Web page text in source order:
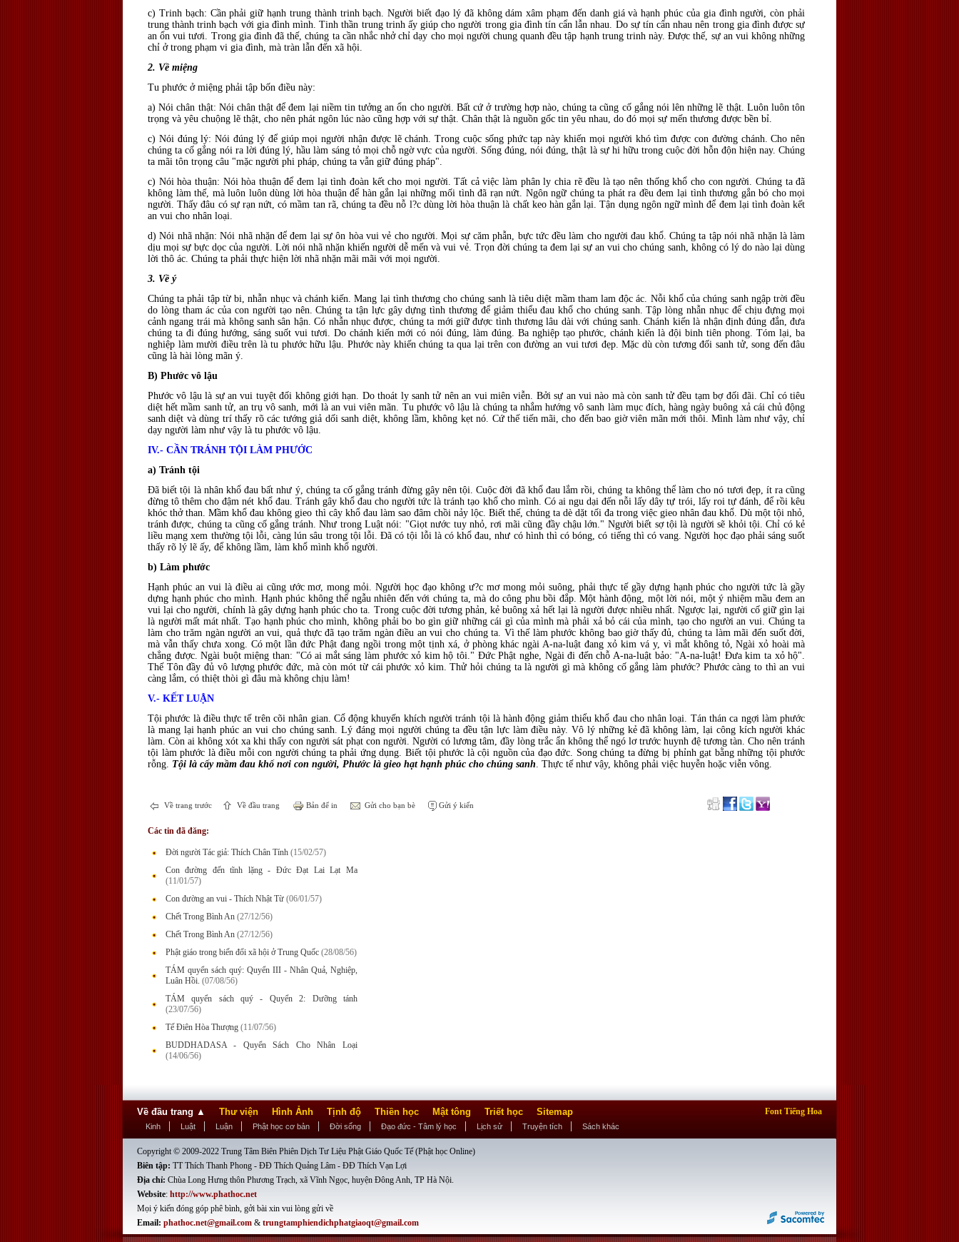
c) Trinh bạch: Cần phải giữ hạnh trung thành trinh bạch. Người biết đạo lý đã không dám xâm phạm đến danh giá và hạnh phúc của gia đình người, còn phải
trung thành trinh bạch với gia đình mình. Tinh thần trung trinh ấy giúp cho người trong gia đình tín cẩn lẫn nhau. Do sự tín cẩn nhau nên trong gia đình được sự
an ổn vui tươi. Trong gia đình đã thế, chúng ta cần nhắc nhở chỉ dạy cho mọi người chung quanh đều tập hạnh trung trinh này. Ðược thế, sự an vui không những
chỉ ở trong phạm vi gia đình, mà tràn lẫn đến xã hội.
2. Về miệng
Tu phước ở miệng phải tập bốn điều này:
a) Nói chân thật: Nói chân thật để đem lại niềm tin tưởng an ổn cho người. Bất cứ ở trường hợp nào, chúng ta cũng cố gắng nói lên những lẽ thật. Luôn luôn tôn
trọng và yêu chuộng lẽ thật, cho nên phát ngôn lúc nào cũng hợp với sự thật. Chân thật là nguồn gốc tin yêu nhau, do đó mọi sự mến thương được bền bỉ.
c) Nói đúng lý: Nói đúng lý để giúp mọi người nhận được lẽ chánh. Trong cuộc sống phức tạp này khiến mọi người khó tìm được con đường chánh. Cho nên
chúng ta cố gắng nói ra lời đúng lý, hầu làm sáng tỏ mọi chỗ ngờ vực của người. Sống đúng, nói đúng, thật là sự hi hữu trong cuộc đời hỗn độn hiện nay. Chúng
ta mãi tôn trọng câu "mặc người phi pháp, chúng ta vẫn giữ đúng pháp".
c) Nói hòa thuận: Nói hòa thuận để đem lại tình đoàn kết cho mọi người. Tất cả việc làm phân ly chia rẽ đều là tạo nên thống khổ cho con người. Chúng ta đã
không làm thế, mà luôn luôn dùng lời hòa thuận để hàn gắn lại những mối tình đã rạn nứt. Ngôn ngữ chúng ta phát ra đều đem lại tình thương gắn bó cho mọi
người. Thấy đâu có sự rạn nứt, có mầm tan rã, chúng ta đều nỗ l?c dùng lời hòa thuận là chất keo hàn gắn lại. Tận dụng ngôn ngữ mình để đem lại tình đoàn kết
an vui cho nhân loại.
d) Nói nhã nhặn: Nói nhã nhặn để đem lại sự ôn hòa vui vẻ cho người. Mọi sự căm phẫn, bực tức đều làm cho người đau khổ. Chúng ta tập nói nhã nhặn là làm
dịu mọi sự bực dọc của người. Lời nói nhã nhặn khiến người dễ mến và vui vẻ. Trọn đời chúng ta đem lại sự an vui cho chúng sanh, không có lý do nào lại dùng
lời thô ác. Chúng ta phải thực hiện lời nhã nhặn mãi mãi với mọi người.
3. Về ý
Chúng ta phải tập từ bi, nhẫn nhục và chánh kiến. Mang lại tình thương cho chúng sanh là tiêu diệt mầm tham lam độc ác. Nỗi khổ của chúng sanh ngập trời đều
do lòng tham ác của con người tạo nên. Chúng ta tận lực gây dựng tình thương để giảm thiểu đau khổ cho chúng sanh. Tập lòng nhẫn nhục để chịu đựng mọi
cảnh ngang trái mà không sanh sân hận. Có nhẫn nhục được, chúng ta mới giữ được tình thương lâu dài với chúng sanh. Chánh kiến là nhận định đúng đắn, đưa
chúng ta đi đúng hướng, sáng suốt vui tươi. Do chánh kiến mới có nói đúng, làm đúng. Ba nghiệp tạo phước, chánh kiến là đội binh tiên phong. Tóm lại, ba
nghiệp làm mười điều trên là tu phước hữu lậu. Phước này khiến chúng ta qua lại trên con đường an vui tươi đẹp. Mặc dù còn tương đối sanh tử, song đến đâu
cũng là hài lòng mãn ý.
B) Phước vô lậu
Phước vô lậu là sự an vui tuyệt đối không giới hạn. Do thoát ly sanh tử nên an vui miên viễn. Bởi sự an vui nào mà còn sanh tử đều tạm bợ đối đãi. Chỉ có tiêu
diệt hết mầm sanh tử, an trụ vô sanh, mới là an vui viên mãn. Tu phước vô lậu là chúng ta nhắm hướng vô sanh làm mục đích, hàng ngày buông xả cái chủ động
sanh diệt và dùng trí thấy rõ các tướng giả dối sanh diệt, không lầm, không kẹt nó. Cứ thế tiến mãi, cho đến bao giờ viên mãn mới thôi. Mình làm như vậy, chỉ
dạy người làm như vậy là tu phước vô lậu.
IV.- CẦN TRÁNH TỘI LÀM PHƯỚC
a) Tránh tội
Ðã biết tội là nhân khổ đau bất như ý, chúng ta cố gắng tránh đừng gây nên tội. Cuộc đời đã khổ đau lắm rồi, chúng ta không thể làm cho nó tươi đẹp, ít ra cũng
đừng tô thêm cho đậm nét khổ đau. Tránh gây khổ đau cho người tức là tránh tạo khổ cho mình. Có ai ngu dại đến nỗi lấy dây tự trói, lấy roi tự đánh, để rồi kêu
khóc thở than. Mầm khổ đau không gieo thì cây khổ đau làm sao đâm chồi nảy lộc. Biết thế, chúng ta dè dặt tối đa trong việc gieo nhân đau khổ. Dù một tội nhỏ,
tránh được, chúng ta cũng cố gắng tránh. Như trong Luật nói: "Giọt nước tuy nhỏ, rơi mãi cũng đầy chậu lớn." Người biết sợ tội là người sẽ khỏi tội. Chỉ có kẻ
liều mạng xem thường tội lỗi, càng lún sâu trong tội lỗi. Ðã có tội lỗi là có khổ đau, như có hình thì có bóng, có tiếng thì có vang. Người học đạo phải sáng suốt
thấy rõ lý lẽ ấy, để không lầm, làm khổ mình khổ người.
b) Làm phước
Hạnh phúc an vui là điều ai cũng ước mơ, mong mỏi. Người học đạo không ư?c mơ mong mỏi suông, phải thực tế gầy dựng hạnh phúc cho người tức là gầy
dựng hạnh phúc cho mình. Hạnh phúc không thể ngẫu nhiên đến với chúng ta, mà do công phu bồi đắp. Một hành động, một lời nói, một ý nhiệm mầu đem an
vui lại cho người, chính là gây dựng hạnh phúc cho ta. Trong cuộc đời tương phản, kẻ buông xả hết lại là người được nhiều nhất. Ngược lại, người cố giữ gìn lại
là người mất mát nhất. Tạo hạnh phúc cho mình, không phải bo bo gìn giữ những cái gì của mình mà phải xả bỏ cái của mình, tạo cho người an vui. Chúng ta
làm cho trăm ngàn người an vui, quả thực đã tạo trăm ngàn điều an vui cho chúng ta. Vì thế làm phước không bao giờ thấy đủ, chúng ta làm mãi đến suốt đời,
mà vẫn thấy chưa xong. Có một lần đức Phật đang ngồi trong một tịnh xá, ở phòng khác ngài A-na-luật đang xỏ kim vá y, vì mắt không tỏ, Ngài xỏ hoài mà
chẳng được. Ngài buột miệng than: "Có ai mắt sáng làm phước xỏ kim hộ tôi." Ðức Phật nghe, Ngài đi đến chỗ A-na-luật bảo: "A-na-luật! Ðưa kim ta xỏ hộ".
Thế Tôn đầy đủ vô lượng phước đức, mà còn mót từ cái phước xỏ kim. Thử hỏi chúng ta là người gì mà không cố gắng làm phước? Phước càng to thì an vui
càng lắm, có thiệt thòi gì đâu mà không chịu làm!
V.- KẾT LUẬN
Tội phước là điều thực tế trên cõi nhân gian. Cổ động khuyến khích người tránh tội là hành động giảm thiểu khổ đau cho nhân loại. Tán thán ca ngợi làm phước
là mang lại hạnh phúc an vui cho chúng sanh. Lý đáng mọi người chúng ta đều tận lực làm điều này. Vô lý những kẻ đã không làm, lại công kích người khác
làm. Còn ai không xót xa khi thấy con người sát phạt con người. Người có lương tâm, đầy lòng trắc ẩn không thể ngó lơ trước huynh đệ tương tàn. Cho nên tránh
tội làm phước là điều mỗi con người chúng ta phải ứng dụng. Biết tội phước là cội nguồn của đạo đức. Song chúng ta đừng bị phỉnh gạt bằng những tội phước
rỗng. Tội là cấy mầm đau khổ nơi con người, Phước là gieo hạt hạnh phúc cho chúng sanh. Thực tế như vậy, không phải việc huyễn hoặc viễn vông.
Về trang trước Về đầu trang Bản để in Gửi cho bạn bè Gửi ý kiến
Các tin đã đăng:
Đời người Tác giả: Thích Chân Tính (15/02/57)
Con đường đến tĩnh lặng - Đức Đạt Lai Lạt Ma
(11/01/57)
Con đường an vui - Thích Nhật Từ (06/01/57)
Chết Trong Bình An (27/12/56)
Chết Trong Bình An (27/12/56)
Phật giáo trong biến đổi xã hội ở Trung Quốc (28/08/56)
TÁM quyển sách quý: Quyển III - Nhân Quả, Nghiệp,
Luân Hồi. (07/08/56)
TÁM quyển sách quý - Quyển 2: Dưỡng tánh
(23/07/56)
Tế Điên Hòa Thượng (11/07/56)
BUDDHADASA - Quyển Sách Cho Nhân Loại
(14/06/56)
Về đầu trang ▲ Thư viện Hình Ảnh Tịnh độ Thiền học Mật tông Triết học Sitemap Font Tiếng Hoa
Kinh Luật Luận Phật học cơ bản Đời sống Đạo đức - Tâm lý học Lịch sử Truyện tích Sách khác
Copyright © 2009-2022 Trung Tâm Biên Phiên Dịch Tư Liệu Phật Giáo Quốc Tế (Phật học Online)
Biên tập: TT Thích Thanh Phong - ĐĐ Thích Quảng Lâm - ĐĐ Thích Vạn Lợi
Địa chỉ: Chùa Long Hưng thôn Phương Trạch, xã Vĩnh Ngọc, huyện Đông Anh, TP Hà Nội.
Website: http://www.phathoc.net
Mọi ý kiến đóng góp phê bình, gởi bài xin vui lòng gửi về
Email: phathoc.net@gmail.com & trungtamphiendichphatgiaoqt@gmail.com